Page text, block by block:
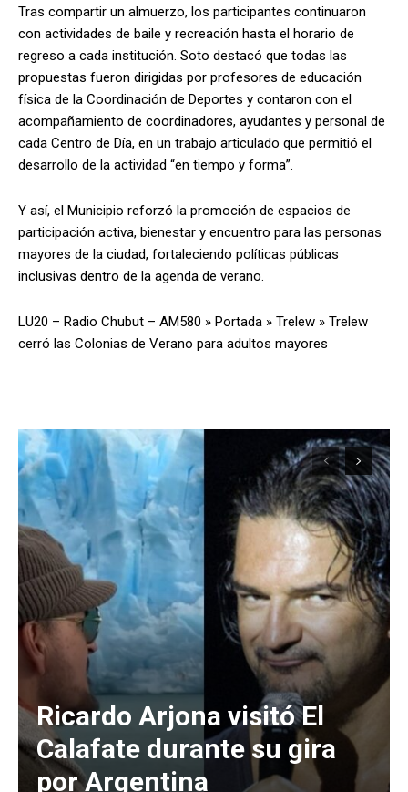
Tras compartir un almuerzo, los participantes continuaron
con actividades de baile y recreación hasta el horario de
regreso a cada institución. Soto destacó que todas las
propuestas fueron dirigidas por profesores de educación
física de la Coordinación de Deportes y contaron con el
acompañamiento de coordinadores, ayudantes y personal de
cada Centro de Día, en un trabajo articulado que permitió el
desarrollo de la actividad “en tiempo y forma”.
Y así, el Municipio reforzó la promoción de espacios de
participación activa, bienestar y encuentro para las personas
mayores de la ciudad, fortaleciendo políticas públicas
inclusivas dentro de la agenda de verano.
LU20 – Radio Chubut – AM580 » Portada » Trelew » Trelew
cerró las Colonias de Verano para adultos mayores
Ricardo Arjona visitó El
Calafate durante su gira
por Argentina